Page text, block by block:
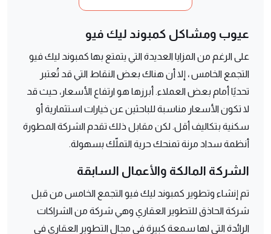
عيوب ومشاكل كمبوند ليك فيو
على الرغم من المزايا العديدة التي يتمتع بها كمبوند ليك فيو
التجمع الخامس ، إلا أن هناك بعض النقاط التي قد تُعتبر
تحديًا أمام بعض العملاء. أبرزها هو ارتفاع الأسعار، حيث قد
لا تكون الأسعار مناسبة للباحثين عن خيارات استثمارية أو
سكنية بتكاليف أقل. لكن مقابل ذلك تقدم الشركة المطورة
أنظمة سداد مرنة تمنحك حرية التملّك بسهولة.
الشركة المالكة والأعمال السابقة
تم إنشاء وتطوير كمبوند ليك فيو التجمع الخامس من قبل
شركة الحاذق للتطوير العقاري وهي شركة من الشراكات
الرائدة التي لها سمعة كبيرة في مجال التطوير العقاري في